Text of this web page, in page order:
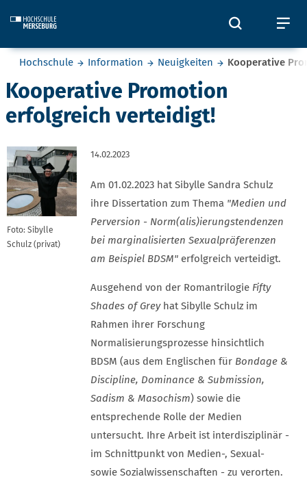
Öffnet
Sie befinden sich hier:
Hochschule Information Neuigkeiten Kooperative
Kooperative Promotion
erfolgreich verteidigt!
Foto: Sibylle
Schulz (privat)
14.02.2023
Am 01.02.2023 hat Sibylle Sandra Schulz
ihre Dissertation zum Thema "Medien und
Perversion - Norm(alis)ierungstendenzen
bei marginalisierten Sexualpräferenzen
am Beispiel BDSM" erfolgreich verteidigt.
Ausgehend von der Romantrilogie Fifty
Shades of Greyhat Sibylle Schulz im
Rahmen ihrer Forschung
Normalisierungsprozesse hinsichtlich
BDSM (aus dem Englischen für Bondage &
Discipline, Dominance & Submission,
Sadism & Masochism) sowie die
entsprechende Rolle der Medien
untersucht. Ihre Arbeit ist interdisziplinär -
im Schnittpunkt von Medien-, Sexual-
sowie Sozialwissenschaften - zu verorten.